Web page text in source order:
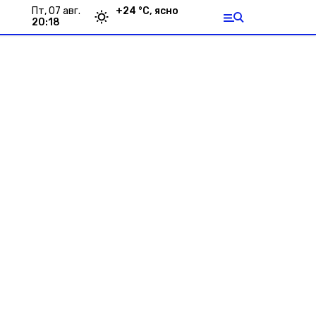
пт, 07 авг.
20:18
+24 °С, ясно